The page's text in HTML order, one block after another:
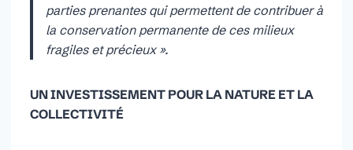
parties prenantes qui permettent de contribuer à
la conservation permanente de ces milieux
fragiles et précieux ».
UN INVESTISSEMENT POUR LA NATURE ET LA
COLLECTIVITÉ